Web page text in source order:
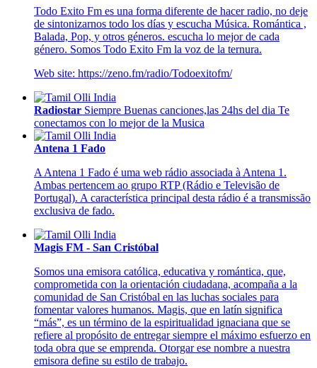
Todo Exito Fm es una forma diferente de hacer radio, no deje
de sintonizarnos todo los días y escucha Música. Romántica ,
Balada, Pop, y otros géneros. escucha lo mejor de cada
género. Somos Todo Exito Fm la voz de la ternura.
Web site: https://zeno.fm/radio/Todoexitofm/
Radiostar Siempre Buenas canciones,las 24hs del dia Te
conectamos con lo mejor de la Musica
Antena 1 Fado
A Antena 1 Fado é uma web rádio associada à Antena 1.
Ambas pertencem ao grupo RTP (Rádio e Televisão de
Portugal). A característica principal desta rádio é a transmissão
exclusiva de fado.
Magis FM - San Cristóbal
Somos una emisora católica, educativa y romántica, que,
comprometida con la orientación ciudadana, acompaña a la
comunidad de San Cristóbal en las luchas sociales para
fomentar valores humanos. Magis, que en latín significa
“más”, es un término de la espiritualidad ignaciana que se
refiere al propósito de entregar siempre el máximo esfuerzo en
toda obra que se emprenda. Otorgar ese nombre a nuestra
emisora define su estilo de trabajo.